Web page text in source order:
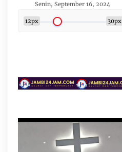
Senin, September 16, 2024
12px 30px